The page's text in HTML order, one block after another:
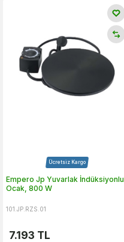
Ücretsiz Kargo
Empero Jp Yuvarlak İndüksiyonlu
Ocak, 800 W
101.JP.RZS.01
7.193 TL